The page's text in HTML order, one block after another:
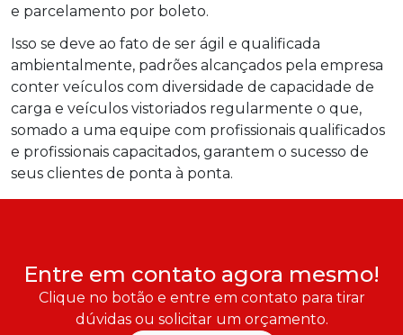
e parcelamento por boleto.
Isso se deve ao fato de ser ágil e qualificada
ambientalmente, padrões alcançados pela empresa
conter veículos com diversidade de capacidade de
carga e veículos vistoriados regularmente o que,
somado a uma equipe com profissionais qualificados
e profissionais capacitados, garantem o sucesso de
seus clientes de ponta à ponta.
Entre em contato agora mesmo!
Clique no botão e entre em contato para tirar
dúvidas ou solicitar um orçamento.